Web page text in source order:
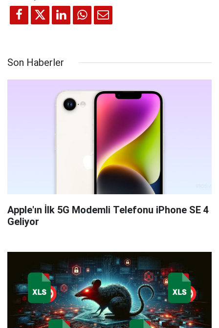
Son Haberler
Apple'ın İlk 5G Modemli Telefonu iPhone SE 4
Geliyor